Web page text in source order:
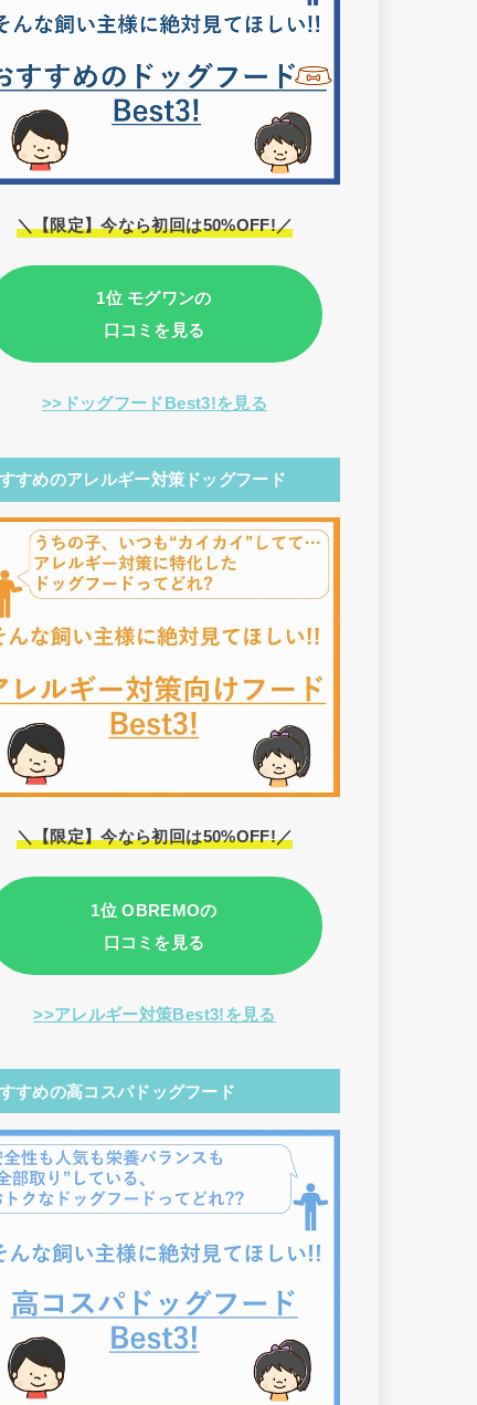
＼【限定】今なら初回は50%OFF!／
1位 モグワンの
口コミを見る
>>ドッグフードBest3!を見る
すめのアレルギー対策ドッグフード
＼【限定】今なら初回は50%OFF!／
1位 OBREMOの
口コミを見る
>>アレルギー対策Best3!を見る
すめの高コスパドッグフード